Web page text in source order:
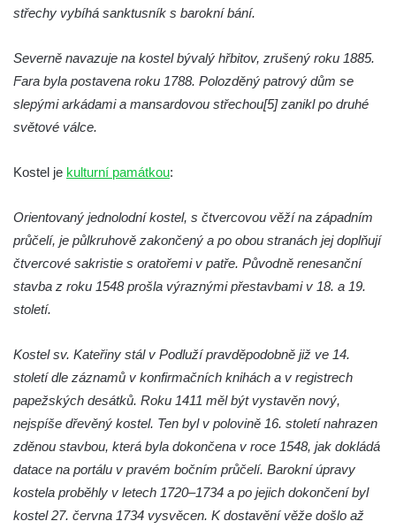
Kaple Božího těla na hřbitově v Hostíně u
Kostel Nanebevzetí Panny Marie v Hostíně
u Vojkovic
Kaple svatého Bartoloměje v Bukolu
Hřbitovní kaple na hřbitově v Lužci nad
Márnice na hřbitově v Hrobčicích
Kostel svatého Havla na hřbitově v
Hrobčicích
Kaple svatého Vavřince v Mirošovicích
Kaple v Bezděkově
Kaple Nejsvětější Trojice v centru Liběšic
Výklenková kaple na rozcestí na jižním
okraji Liběšic
Kostel svaté Kateřiny v Chouči
střechy vybíhá sanktusník s barokní bání.
Severně navazuje na kostel bývalý hřbitov, zrušený roku 1885.
Fara byla postavena roku 1788. Polozděný patrový dům se
slepými arkádami a mansardovou střechou[5] zanikl po druhé
světové válce.
Kostel je kulturní památkou:
Orientovaný jednolodní kostel, s čtvercovou věží na západním
průčelí, je půlkruhově zakončený a po obou stranách jej doplňují
čtvercové sakristie s oratořemi v patře. Původně renesanční
stavba z roku 1548 prošla výraznými přestavbami v 18. a 19.
století.
Kostel sv. Kateřiny stál v Podluží pravděpodobně již ve 14.
století dle záznamů v konfirmačních knihách a v registrech
papežských desátků. Roku 1411 měl být vystavěn nový,
nejspíše dřevěný kostel. Ten byl v polovině 16. století nahrazen
zděnou stavbou, která byla dokončena v roce 1548, jak dokládá
datace na portálu v pravém bočním průčelí. Barokní úpravy
kostela proběhly v letech 1720–1734 a po jejich dokončení byl
kostel 27. června 1734 vysvěcen. K dostavění věže došlo až